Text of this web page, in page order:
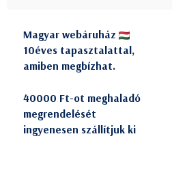
Magyar webáruház
10éves tapasztalattal,
amiben megbízhat.
40000 Ft-ot meghaladó
megrendelését
ingyenesen szállítjuk ki